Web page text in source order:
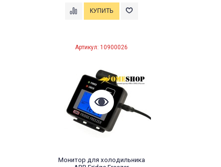
Артикул: 10900026
Монитор для холодильника